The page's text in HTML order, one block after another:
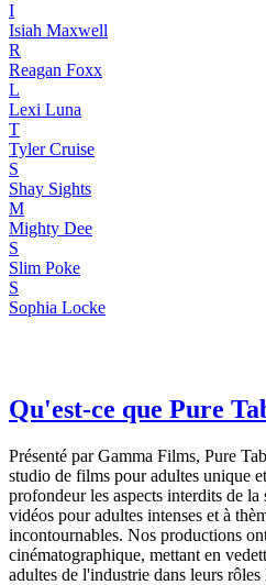
I
Isiah Maxwell
R
Reagan Foxx
L
Lexi Luna
T
Tyler Cruise
S
Shay Sights
M
Mighty Dee
S
Slim Poke
S
Sophia Locke
Qu'est-ce que Pure
Présenté par Gamma Films, Pure
studio de films pour adultes unique
profondeur les aspects interdits de la
vidéos pour adultes intenses et à
incontournables. Nos productions
cinématographique, mettant en
adultes de l'industrie dans leurs rôles